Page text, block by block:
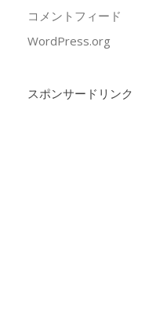
コメントフィード
WordPress.org
スポンサードリンク